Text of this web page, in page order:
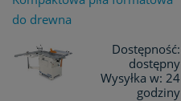
do drewna
Dostępność:
dostępny
Wysyłka w: 24
godziny